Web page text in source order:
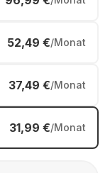
52,49 €/Monat
37,49 €/Monat
31,99 €/Monat